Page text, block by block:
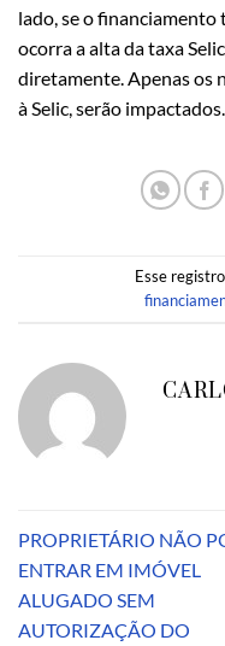
lado, se o financiamento
ocorra a alta da taxa
diretamente. Apenas os
à Selic, serão impactados.
Esse
PROPRIETÁRIO NÃO
ENTRAR EM IMÓVEL
ALUGADO SEM
AUTORIZAÇÃO DO